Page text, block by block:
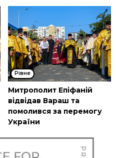
Рівне
Митрополит Епіфаній
відвідав Вараш та
помолився за перемогу
України